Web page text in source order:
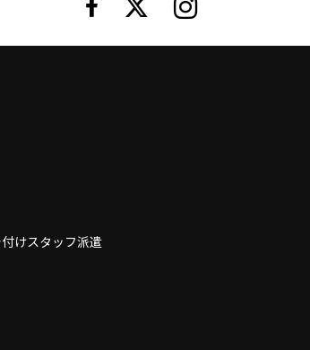
けスタッフ派遣